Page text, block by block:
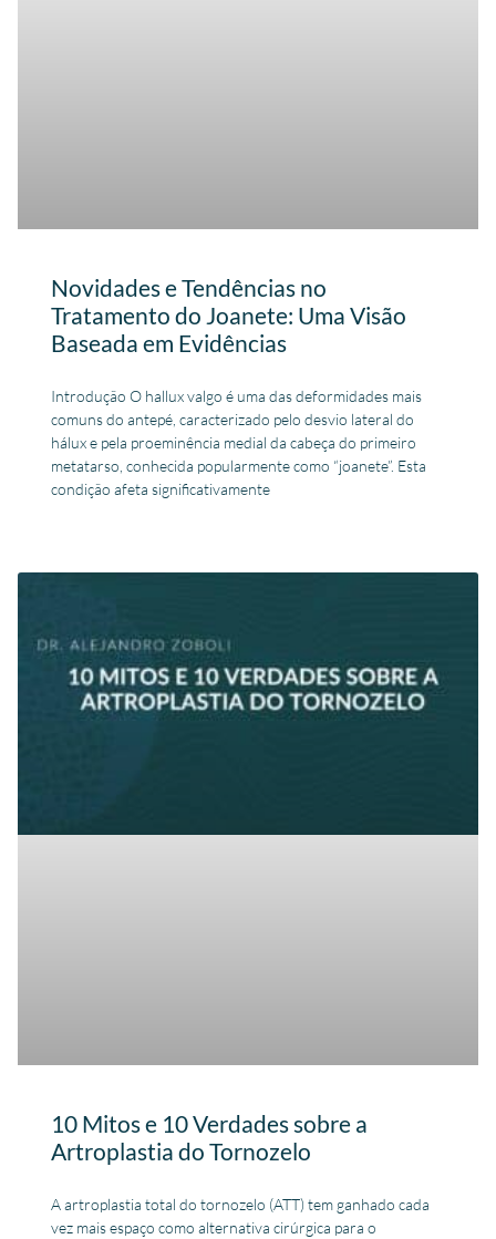
Novidades e Tendências no
Tratamento do Joanete: Uma Visão
Baseada em Evidências
Introdução O hallux valgo é uma das deformidades mais
comuns do antepé, caracterizado pelo desvio lateral do
hálux e pela proeminência medial da cabeça do primeiro
metatarso, conhecida popularmente como “joanete”. Esta
condição afeta significativamente
10 Mitos e 10 Verdades sobre a
Artroplastia do Tornozelo
A artroplastia total do tornozelo (ATT) tem ganhado cada
vez mais espaço como alternativa cirúrgica para o